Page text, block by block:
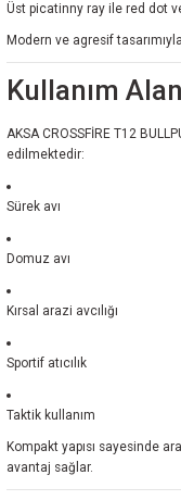
Üst picatinny ray ile red dot
Modern ve agresif
Kullanım
AKSA CROSSFİRE T12
edilmektedir:
Sürek avı
Domuz avı
Kırsal arazi avcılığı
Sportif atıcılık
Taktik kullanım
Kompakt yapısı sayesinde
avantaj sağlar.